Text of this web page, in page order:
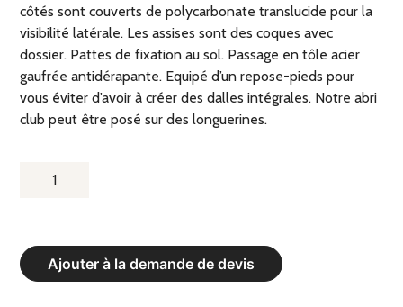
côtés sont couverts de polycarbonate translucide pour la
visibilité latérale. Les assises sont des coques avec
dossier. Pattes de fixation au sol. Passage en tôle acier
gaufrée antidérapante. Equipé d’un repose-pieds pour
vous éviter d’avoir à créer des dalles intégrales. Notre abri
club peut être posé sur des longuerines.
Ajouter à la demande de devis
QUANTITÉ
DE
TOUCHE